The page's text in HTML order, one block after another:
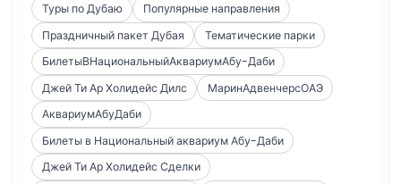
Туры по Дубаю
Популярные направления
Праздничный пакет Дубая
Тематические парки
БилетыВНациональныйАквариумАбу-Даби
Джей Ти Ар Холидейс Дилс
МаринАдвенчерсОАЭ
АквариумАбуДаби
Билеты в Национальный аквариум Абу-Даби
Джей Ти Ар Холидейс Сделки